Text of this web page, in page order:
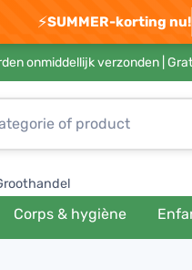
⚡SUMMER-korting nu!
onmiddellijk verzonden |
Corps & hygiène